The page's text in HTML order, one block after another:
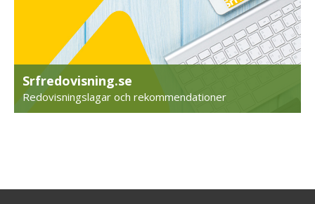
Srfredovisning.se
Redovisningslagar och rekommendationer